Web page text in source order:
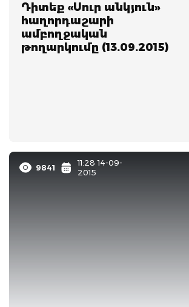
Դիտեք «Սուր անկյուն»
հաղորդաշարի
ամբողջական
թողարկումը (13.09.2015)
9841
11:28 14-09-
2015